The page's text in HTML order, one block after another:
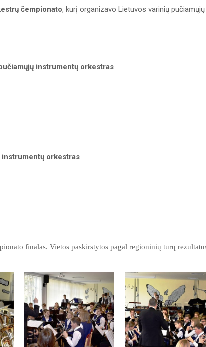
čempionato, kurį organizavo Lietuvos varinių pučiamųjų
instrumentų orkestras
instrumentų orkestras
finalas. Vietos paskirstytos pagal regioninių turų